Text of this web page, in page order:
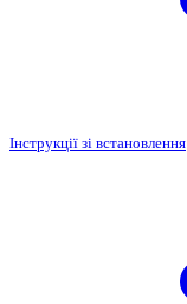
Інструкції зі встановлення